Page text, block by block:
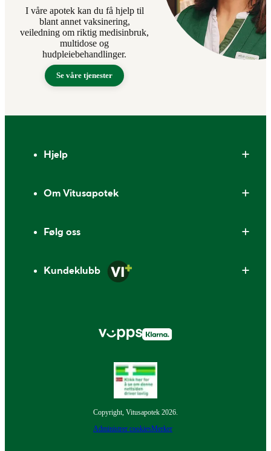
I våre apotek kan du få hjelp til
blant annet vaksinering,
veiledning om riktig medisinbruk,
multidose og
hudpleiebehandlinger.
Se våre tjenester
Hjelp
Om Vitusapotek
Følg oss
Kundeklubb
Copyright, Vitusapotek 2026.
Administrer cookiesMerker